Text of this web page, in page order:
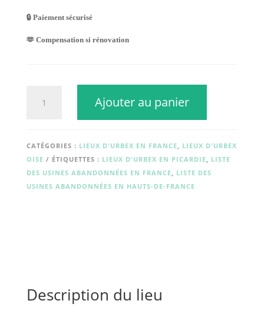
🔒 Paiement sécurisé
🫶 Compensation si rénovation
FONCEUSE
Ajouter au panier
CATÉGORIES : LIEUX D'URBEX EN FRANCE, LIEUX D'URBEX
OISE
ÉTIQUETTES : LIEUX D'URBEX EN PICARDIE, LISTE
DES USINES ABANDONNÉES EN FRANCE, LISTE DES
USINES ABANDONNÉES EN HAUTS-DE-FRANCE
Description du lieu